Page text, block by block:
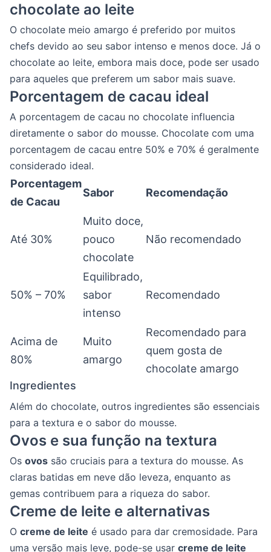
chocolate ao leite
O chocolate meio amargo é preferido por muitos
chefs devido ao seu sabor intenso e menos doce. Já o
chocolate ao leite, embora mais doce, pode ser usado
para aqueles que preferem um sabor mais suave.
Porcentagem de cacau ideal
A porcentagem de cacau no chocolate influencia
diretamente o sabor do mousse. Chocolate com uma
porcentagem de cacau entre 50% e 70% é geralmente
considerado ideal.
Porcentagem
de Cacau
Sabor Recomendação
Até 30%
Muito doce,
pouco
chocolate
Não recomendado
50% – 70%
Equilibrado,
sabor
intenso
Recomendado
Acima de
80%
Muito
amargo
Recomendado para
quem gosta de
chocolate amargo
Ingredientes
Além do chocolate, outros ingredientes são essenciais
para a textura e o sabor do mousse.
Ovos e sua função na textura
Os ovos são cruciais para a textura do mousse. As
claras batidas em neve dão leveza, enquanto as
gemas contribuem para a riqueza do sabor.
Creme de leite e alternativas
O creme de leite é usado para dar cremosidade. Para
uma versão mais leve, pode-se usar creme de leite